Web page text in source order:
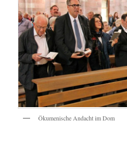
Ökumenische Andacht im Dom